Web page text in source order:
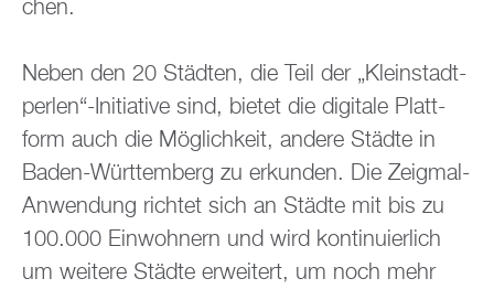
chen.
Neben den 20 Städ­ten, die Teil der „Klein­stadt­
per­len“-In­itia­ti­ve sind, bie­tet die di­gi­ta­le Platt­
form auch die Mög­lich­keit, an­de­re Städ­te in
Baden-Würt­tem­berg zu er­kun­den. Die Zeig­mal-
An­wen­dung rich­tet sich an Städ­te mit bis zu
100.000 Ein­woh­nern und wird kon­ti­nu­ier­lich
um wei­te­re Städ­te er­wei­tert, um noch mehr